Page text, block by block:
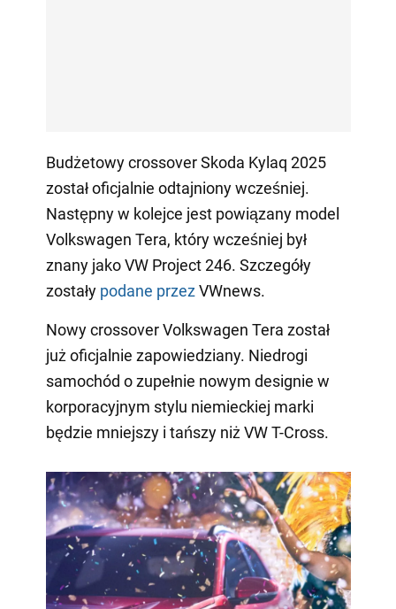
Budżetowy crossover Skoda Kylaq 2025
został oficjalnie odtajniony wcześniej.
Następny w kolejce jest powiązany model
Volkswagen Tera, który wcześniej był
znany jako VW Project 246. Szczegóły
zostały podane przezVWnews.
Nowy crossover Volkswagen Tera został
już oficjalnie zapowiedziany. Niedrogi
samochód o zupełnie nowym designie w
korporacyjnym stylu niemieckiej marki
będzie mniejszy i tańszy niż VW T-Cross.